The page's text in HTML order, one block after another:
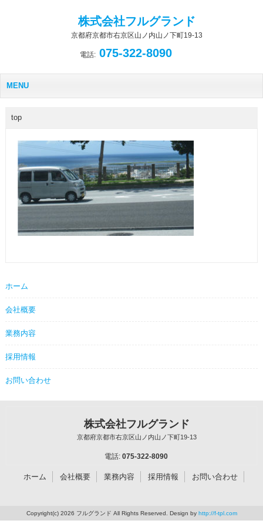
株式会社フルグランド
京都府京都市右京区山ノ内山ノ下町19-13
電話:075-322-8090
MENU
top
ホーム
会社概要
業務内容
採用情報
お問い合わせ
株式会社フルグランド
京都府京都市右京区山ノ内山ノ下町19-13
電話:075-322-8090
ホーム 会社概要 業務内容 採用情報 お問い合わせ
Copyright(c) 2026 フルグランド All Rights Reserved. Design by http://f-tpl.com